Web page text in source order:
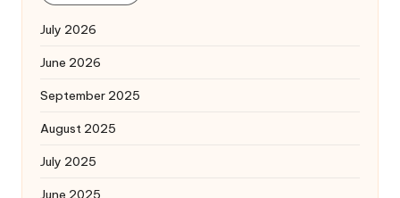
July 2026
June 2026
September 2025
August 2025
July 2025
June 2025